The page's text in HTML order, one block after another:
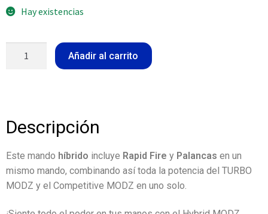
Hay existencias
Añadir al carrito
Descripción
Este mando híbrido incluye Rapid Fire y Palancas en un
mismo mando, combinando así toda la potencia del TURBO
MODZ y el Competitive MODZ en uno solo.